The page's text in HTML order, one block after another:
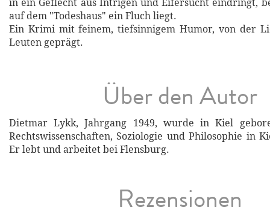
in ein Geflecht aus Intrigen und Eifersucht eindringt,
auf dem "Todeshaus" ein Fluch liegt.
Ein Krimi mit feinem, tiefsinnigem Humor, von der
Leuten geprägt.
Über den Autor
Dietmar Lykk, Jahrgang 1949, wurde in Kiel
Rechtswissenschaften, Soziologie und Philosophie in
Er lebt und arbeitet bei Flensburg.
Rezensionen